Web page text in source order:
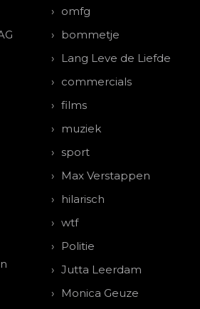
omfg
bommetje
Lang Leve de Liefde
commercials
films
muziek
sport
Max Verstappen
hilarisch
wtf
Politie
Jutta Leerdam
Monica Geuze